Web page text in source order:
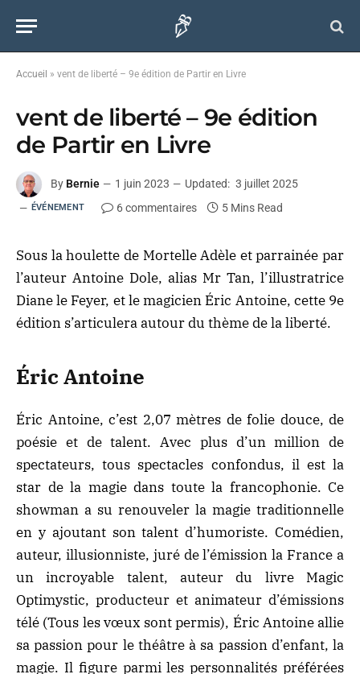
Accueil » vent de liberté – 9e édition de Partir en Livre
vent de liberté – 9e édition
de Partir en Livre
By Bernie 1 juin 2023 Updated: 3 juillet 2025
ÉVÉNEMENT 6 commentaires 5 Mins Read
Sous la houlette de Mortelle Adèle et parrainée par
l’auteur Antoine Dole, alias Mr Tan, l’illustratrice
Diane le Feyer, et le magicien Éric Antoine, cette 9e
édition s’articulera autour du thème de la liberté.
Éric Antoine
Éric Antoine, c’est 2,07 mètres de folie douce, de
poésie et de talent. Avec plus d’un million de
spectateurs, tous spectacles confondus, il est la
star de la magie dans toute la francophonie. Ce
showman a su renouveler la magie traditionnelle
en y ajoutant son talent d’humoriste. Comédien,
auteur, illusionniste, juré de l’émission la France a
un incroyable talent, auteur du livre Magic
Optimystic, producteur et animateur d’émissions
télé (Tous les vœux sont permis), Éric Antoine allie
sa passion pour le théâtre à sa passion d’enfant, la
magie. Il figure parmi les personnalités préférées